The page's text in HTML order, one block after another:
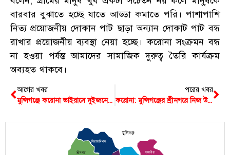
বারবার বুঝাতে হচ্ছে যাতে আড্ডা কমাতে পরি। পাশাপাশি
নিত্য প্রয়োজনীয় দোকান পাট ছাড়া অন্যান দোকাট পাট বন্ধ
রাখার প্রয়োজনীয় ব্যবস্থা নেয়া হচ্ছে। করোনা সংক্রমন বন্ধ
না হওয়া পর্যন্ত আমাদের সামাজিক দুরুত্ব তৈরি কার্যক্রম
অব্যহত থাকবে।
আগের খবর
মুন্সিগঞ্জে করোনা ভাইরাসে দুইজনের মৃত্যুর খবর গুজব- সিভিল সার্জন
পরের খবর
করোনা: মুন্সিগঞ্জের শ্রীনগরে নিজ উদ্যাগে খাদ্য সামগ্রী বিতরণ
শ্রীনগর
সিরাজদিখান
গজারিয়া
মুন্সিগঞ্জ